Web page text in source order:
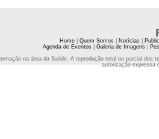
Home| Quem Somos| Notícias|
Agenda de Eventos| Galeria de Imagens|
na área da Saúde. A reprodução total ou parcial
autorização expressa